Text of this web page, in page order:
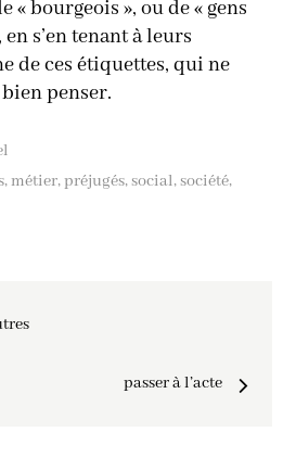
« bourgeois », ou de « gens
s’en tenant à leurs
de ces étiquettes, qui ne
penser.
métier préjugés social société
passer à l’acte